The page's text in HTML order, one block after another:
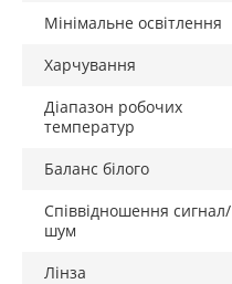
Мінімальне освітлення
Харчування
Діапазон робочих
температур
Баланс білого
Співвідношення сигнал/
шум
Лінза